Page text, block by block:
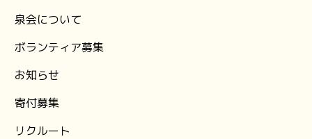
泉会について
ボランティア募集
お知らせ
⁨寄付募集
リクルート